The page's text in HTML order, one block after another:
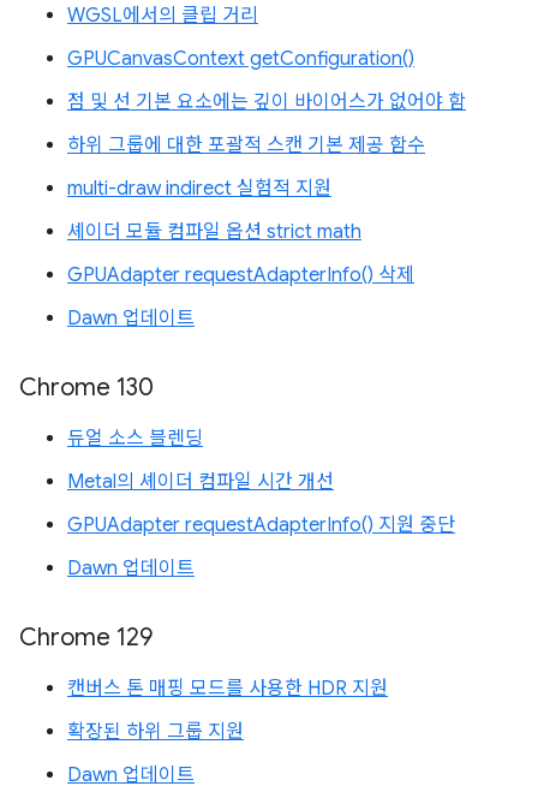
WGSL에서의 클립 거리
GPUCanvasContext getConfiguration()
점 및 선 기본 요소에는 깊이 바이어스가 없어야 함
하위 그룹에 대한 포괄적 스캔 기본 제공 함수
multi-draw indirect 실험적 지원
셰이더 모듈 컴파일 옵션 strict math
GPUAdapter requestAdapterInfo() 삭제
Dawn 업데이트
Chrome 130
듀얼 소스 블렌딩
Metal의 셰이더 컴파일 시간 개선
GPUAdapter requestAdapterInfo() 지원 중단
Dawn 업데이트
Chrome 129
캔버스 톤 매핑 모드를 사용한 HDR 지원
확장된 하위 그룹 지원
Dawn 업데이트